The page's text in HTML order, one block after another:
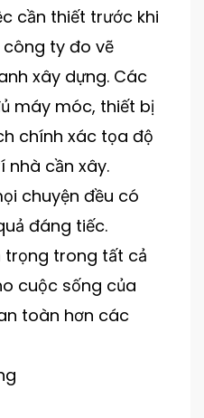
cần thiết trước khi
ty đo vẽ
xây dựng. Các
máy móc, thiết bị
chính xác tọa độ
nhà cần xây.
chuyện đều có
đáng tiếc.
trọng trong tất cả
cuộc sống của
toàn hơn các